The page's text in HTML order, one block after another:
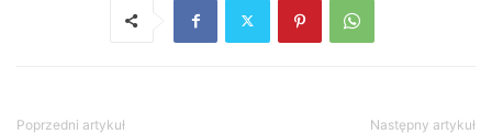
Poprzedni artykuł Następny artykuł